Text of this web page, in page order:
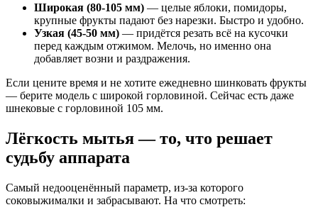
Широкая (80-105 мм) — целые яблоки, помидоры,
крупные фрукты падают без нарезки. Быстро и удобно.
Узкая (45-50 мм) — придётся резать всё на кусочки
перед каждым отжимом. Мелочь, но именно она
добавляет возни и раздражения.
Если цените время и не хотите ежедневно шинковать фрукты
— берите модель с широкой горловиной. Сейчас есть даже
шнековые с горловиной 105 мм.
Лёгкость мытья — то, что решает
судьбу аппарата
Самый недооценённый параметр, из-за которого
соковыжималки и забрасывают. На что смотреть: